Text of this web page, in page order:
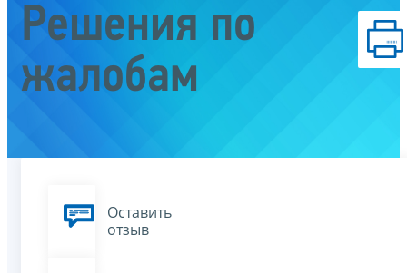
Решения по
жалобам
Оставить
отзыв